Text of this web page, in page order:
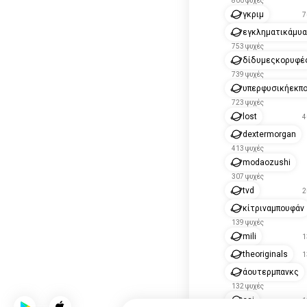
γκριμ
753 ψυχές
739 ψυχές
723 ψυχές
lost
dextermorgan
413 ψυχές
modaozushi
307 ψυχές
tvd
κίτριναμπουφάν
139 ψυχές
mili
theoriginals
άουτερμπανκς
132 ψυχές
csi